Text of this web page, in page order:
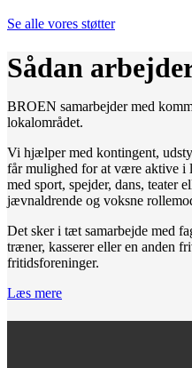
Se alle vores støtter
Sådan
BROEN samarbejder med
lokalområdet.
Vi hjælper med kontingent,
får mulighed for at være aktive
med sport, spejder, dans, teater
jævnaldrende og voksne
Det sker i tæt samarbejde med
træner, kasserer eller en anden
fritidsforeninger.
Læs mere